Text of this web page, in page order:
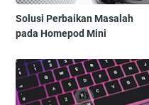
Solusi Perbaikan Masalah
pada Homepod Mini